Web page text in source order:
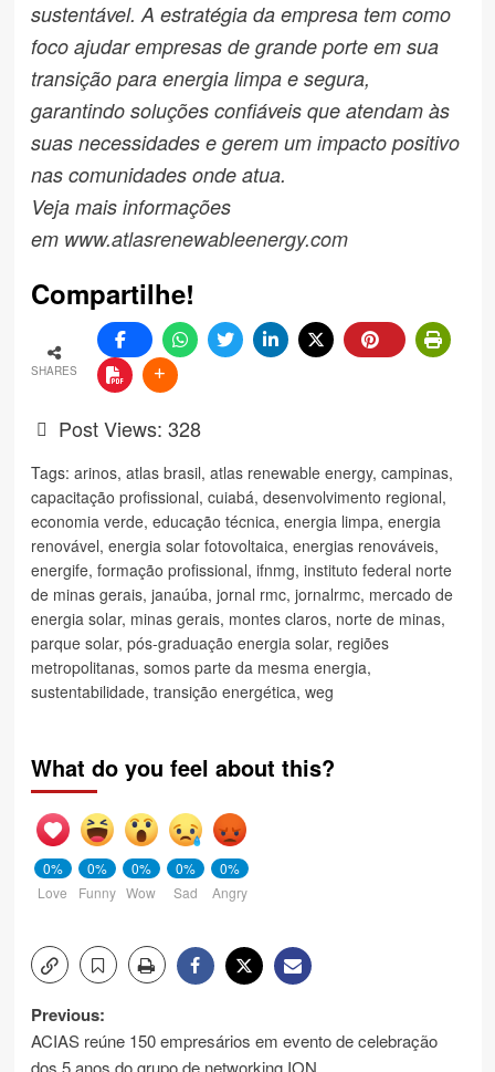
sustentável. A estratégia da empresa tem como
foco ajudar empresas de grande porte em sua
transição para energia limpa e segura,
garantindo soluções confiáveis que atendam às
suas necessidades e gerem um impacto positivo
nas comunidades onde atua.
Veja mais informações
em www.atlasrenewableenergy.com
Compartilhe!
SHARES
Post Views: 328
Tags: arinos, atlas brasil, atlas renewable energy, campinas,
capacitação profissional, cuiabá, desenvolvimento regional,
economia verde, educação técnica, energia limpa, energia
renovável, energia solar fotovoltaica, energias renováveis,
energife, formação profissional, ifnmg, instituto federal norte
de minas gerais, janaúba, jornal rmc, jornalrmc, mercado de
energia solar, minas gerais, montes claros, norte de minas,
parque solar, pós-graduação energia solar, regiões
metropolitanas, somos parte da mesma energia,
sustentabilidade, transição energética, weg
What do you feel about this?
0%
Love
0%
Funny
0%
Wow
0%
Sad
0%
Angry
Post
Previous:
ACIAS reúne 150 empresários em evento de celebração
dos 5 anos do grupo de networking ION